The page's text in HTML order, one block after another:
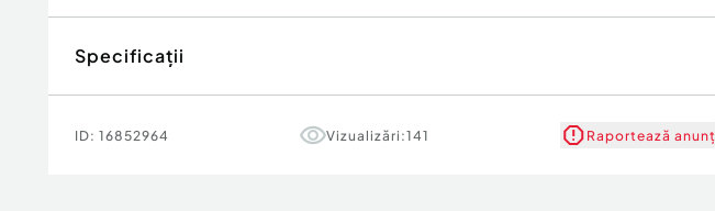
Specificații
ID: 16852964 Vizualizări:141 Raportează anunț